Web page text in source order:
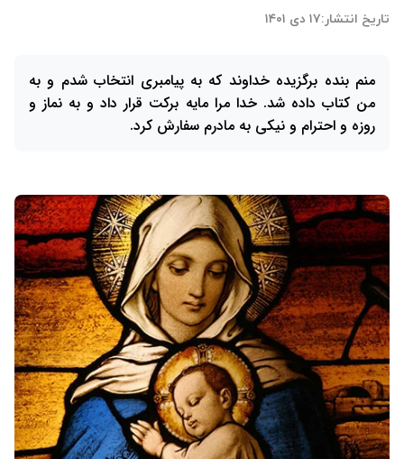
تاریخ انتشار:۱۷ دی ۱۴۰۱
منم بنده برگزیده خداوند که به پیامبری انتخاب شدم و به
من کتاب داده شد. خدا مرا مایه برکت قرار داد و به نماز و
روزه و احترام و نیکی به مادرم سفارش کرد.